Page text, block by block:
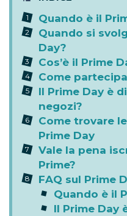
Quando è il
Quando si
Day?
Cos’è il Prime
Come
Il Prime Day è
negozi?
Come trovare
Prime Day
Vale la pena
Prime?
FAQ sul Prime
Quando è il
Il Prime Day